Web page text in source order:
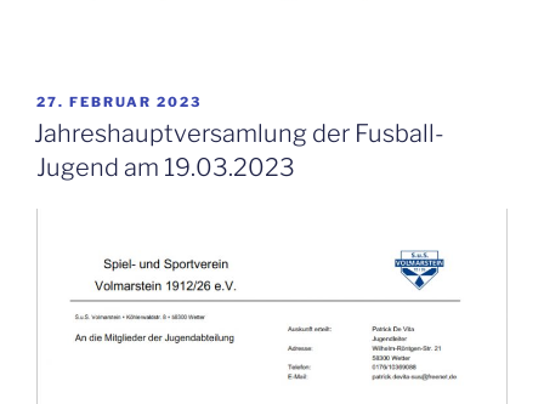
VERÖFFENTLICHT
AM
27. FEBRUAR 2023
Jahreshauptversamlung der Fusball-
Jugend am 19.03.2023